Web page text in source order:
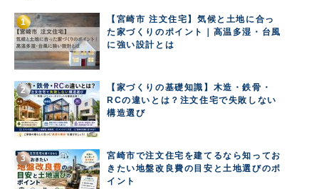
【宮崎市 注文住宅】気候と土地に合っ
た家づくりのポイント｜高温多湿・台風
に強い設計とは
【家づくりの基礎知識】木造・鉄骨・
RCの違いとは？注文住宅で失敗しない
構造選び
宮崎市で注文住宅を建てるなら知ってお
きたい地盤改良費の目安と土地選びのポ
イント